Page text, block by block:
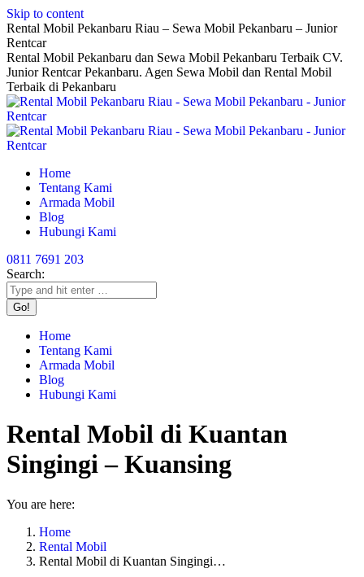
Skip to content
Rental Mobil Pekanbaru Riau – Sewa Mobil Pekanbaru – Junior
Rentcar
Rental Mobil Pekanbaru dan Sewa Mobil Pekanbaru Terbaik CV.
Junior Rentcar Pekanbaru. Agen Sewa Mobil dan Rental Mobil
Terbaik di Pekanbaru
Home
Tentang Kami
Armada Mobil
Blog
Hubungi Kami
0811 7691 203
Search:
Home
Tentang Kami
Armada Mobil
Blog
Hubungi Kami
Rental Mobil di Kuantan
Singingi – Kuansing
You are here:
Home
Rental Mobil
Rental Mobil di Kuantan Singingi…